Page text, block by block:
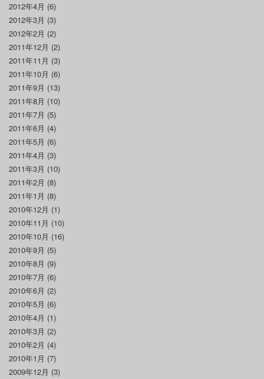
2012年4月 (6)
2012年3月 (3)
2012年2月 (2)
2011年12月 (2)
2011年11月 (3)
2011年10月 (6)
2011年9月 (13)
2011年8月 (10)
2011年7月 (5)
2011年6月 (4)
2011年5月 (6)
2011年4月 (3)
2011年3月 (10)
2011年2月 (8)
2011年1月 (8)
2010年12月 (1)
2010年11月 (10)
2010年10月 (16)
2010年9月 (5)
2010年8月 (9)
2010年7月 (6)
2010年6月 (2)
2010年5月 (6)
2010年4月 (1)
2010年3月 (2)
2010年2月 (4)
2010年1月 (7)
2009年12月 (3)